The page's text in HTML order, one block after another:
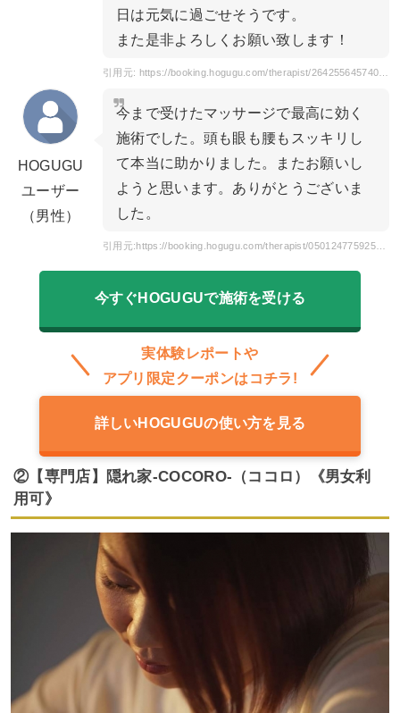
日は元気に過ごせそうです。
また是非よろしくお願い致します！
HOGUGU
ユーザー
（男性）
今まで受けたマッサージで最高に効く
施術でした。頭も眼も腰もスッキリし
て本当に助かりました。またお願いし
ようと思います。ありがとうございま
した。
引用元:https://booking.hogugu.com/therapist/050124775925596/review
今すぐHOGUGUで施術を受ける
実体験レポートや
アプリ限定クーポンはコチラ!
詳しいHOGUGUの使い方を見る
②【専門店】隠れ家-COCORO-（ココロ）《男女利
用可》